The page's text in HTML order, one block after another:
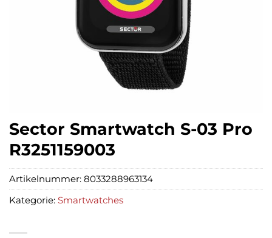
Sector Smartwatch S-03 Pro
R3251159003
Artikelnummer: 8033288963134
Kategorie: Smartwatches